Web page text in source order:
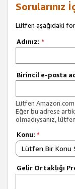
Sorularınız
Lütfen aşağıdaki
Adınız: *
Birincil e-posta
Lütfen
Eğer bu adrese
olmadıysanız,
Konu: *
Lütfen Bir Konu
Gelir Ortaklığı